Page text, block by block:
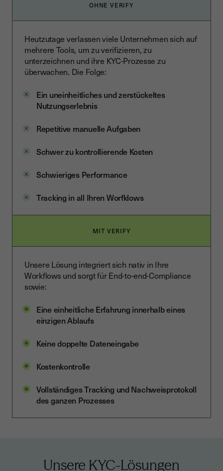
OHNE VERIFY
Heutzutage verlassen viele Unternehmen sich auf
mehrere Tools, um zu verifizieren, zu
unterzeichnen und ihre KYC-Prozesse zu
überwachen. Die Folge:
Ein uneinheitliches und zerstückeltes
Nutzungserlebnis
Repetitive manuelle Aufgaben
Schwer zu kontrollierende Kosten
Schwieriges Performance
Tracking in all Ihren Worfklows
MIT VERIFY
Unsere Lösung integriert sich nativ in Ihre
Workflows und sorgt für End-to-end-Compliance
sowie:
Eine einheitliche Erfahrung innerhalb eines
einzigen Ablaufs
Keine doppelte Dateneingabe
Kostenkontrolle
Vollständiges Tracking und Nachweisprotokoll
des ganzen Prozesses
Unsere KYC-Lösungen